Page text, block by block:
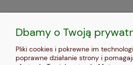
Dbamy o Twoją
Pliki cookies i pokrewne im
poprawne działanie strony i